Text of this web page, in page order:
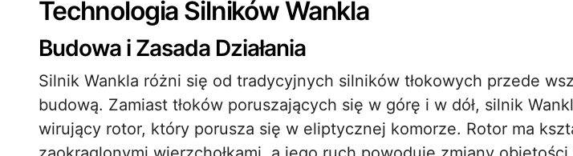
Technologia Silników Wankla
Budowa i Zasada Działania
Silnik Wankla różni się od tradycyjnych silników tłokowych przede
budową. Zamiast tłoków poruszających się w górę i w dół, silnik
wirujący rotor, który porusza się w eliptycznej komorze. Rotor ma